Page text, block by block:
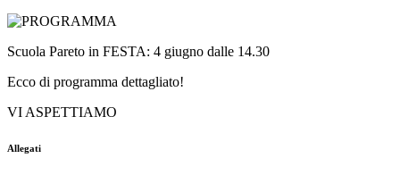
Scuola Pareto in FESTA: 4 giugno dalle 14.30
Ecco di programma dettagliato!
VI ASPETTIAMO
Allegati